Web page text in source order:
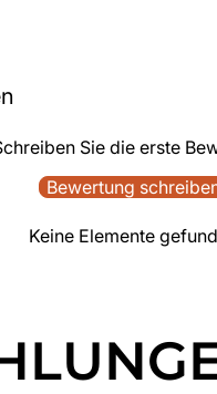
Sie die erste
Bewertung
Keine Elemente